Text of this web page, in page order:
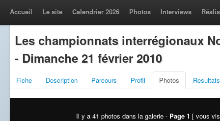
Accueil Le site Calendrier 2026 Photos Interviews
Les championnats interrégionaux
- Dimanche 21 février 2010
Fiche Description Parcours Profil Photos Resultats
Il y a 41 photos dans la galerie - Page 1 [ vous